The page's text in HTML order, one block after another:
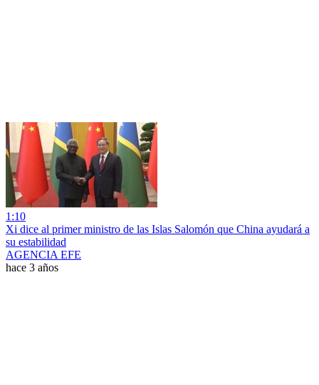
1:10
Xi dice al primer ministro de las Islas Salomón que China ayudará a
su estabilidad
AGENCIA EFE
hace 3 años